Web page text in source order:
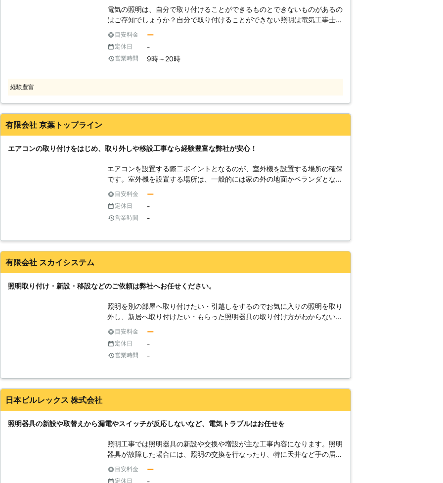
電気の照明は、自分で取り付けることができるものとできないものがあるの
はご存知でしょうか？自分で取り付けることができない照明は電気工事士の
資格が必要なので、勝手に取り付けてしまうと法律により罰せられるので注
意が必要です。 「じゃあ照明を取り付けたいときはどうしたらいいんだろ
う……」そんなときは、勝新工業株式会社にご依頼くださいませ！ 自分で取
り付けられない照明の種類には、以下のものがあげられます。 【自分で取
が必要です。さらに取り付けるときは、空気圧を使って釘を打ち込むビス打
ちが必要なので難しいと言われています。 ▼埋め込み型の照明 理由：埋め
とが必要です。知識がない素人が壁や柱などに穴を開けると、最悪の場合倒
壊する可能性があります。 ▼ペンダント型の照明 理由：ペンダント型の照
明は天井にぶら下がっているので、落下に備えるために補強工事が必要で
す。補強工事をするときに誤って照明が落下する恐れがあるので、個人で施
工するのは難しいと言われています。 ▼水回りの照明 理由：水回りの照明
は、お風呂やトイレなど水回りに設置させる照明を指します。水回りの電気
工事は漏電や感電する場合があるので、知識ゼロの素人が取り付けをおこな
うと最悪死に至るおそれが……。費用を抑えたいからといって、安易に個人
で作業するのは避けたほうがよいでしょう。 ▼シーリングファン型の照明
ます。勝新工業株式会社は国家資格の電気工事士があります。電気工事士と
資格があるからこそLEDなどの照明を工事することができます。 また、弊
社は照明工事の後にアフターフォローも忘れずに対応しています。照明工事
後に点灯しなくなったなどのトラブルが発生したときにも対応させていただ
いていますので、お客様から満足の声をいただいています。 もしも照明工
事後に何かお困りごとやご相談ごとがありましたら、勝新工業株式会社まで
目安料金 ー
定休日 -
営業時間 9時～20時
経験豊富
有限会社 京葉トップライン
エアコンの取り付けをはじめ、取り外しや移設工事なら経験豊富な弊社が安心！
エアコンを設置する際二ポイントとなるのが、室外機を設置する場所の確保
です。室外機を設置する場所は、一般的には家の外の地面かベランダとなり
ます。最低でも幅は65センチ必要で、高さも50センチは必要になります。
奥行きに関しても25センチくらいのスペースが必要で、それぞれ余裕をも
って設置することが大事です。エアコンには専用のコンセントが必要になる
ので、ない場合は電気店に相談する必要があります。そのほか通常のエアコ
す。そのための穴を壁などに空けることもあります。但し昨今の住宅では予
めエアコン用の穴が開いていることが殆どです。それ以外にも配管の長さな
目安料金 ー
定休日 -
営業時間 -
有限会社 スカイシステム
照明取り付け・新設・移設などのご依頼は弊社へお任せください。
照明を別の部屋へ取り付けたい・引越しをするのでお気に入りの照明を取り
外し、新居へ取り付けたい・もらった照明器具の取り付け方がわからない・
海外の骨董品を購入したが規格が合わないみたいだという問題は全て照明工
事で解決することができます。このほかにも、明かりが暗くて目が疲れる・
立つのが億劫なので明かりをリモコンで操作したいというお悩みにも対応し
ております。弊社には実績・経験・知識が豊富な熟練スタッフが在籍してお
格もリーズナブルな上に、質の高い作業を行うことができ提供をいただいて
います。
目安料金 ー
定休日 -
営業時間 -
日本ビルレックス 株式会社
照明器具の新設や取替えから漏電やスイッチが反応しないなど、電気トラブルはお任せを
照明工事では照明器具の新設や交換や増設が主な工事内容になります。照明
器具が故障した場合には、照明の交換を行なったり、特に天井など手の届か
ない場所のランプの交換なども行ないます。住宅に照明を設置するときにポ
イントになるのは、各部屋の用途や広さに応じて適切な照明器具を選定する
目安料金 ー
定休日 -